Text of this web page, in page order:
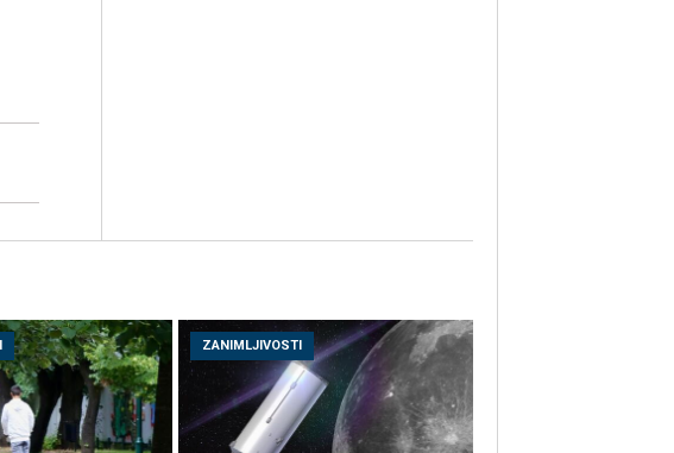
ZANIMLJIVOSTI